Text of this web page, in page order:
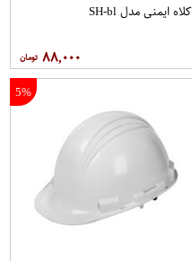
کلاه ایمنی مدل SH-bl
۸۸,۰۰۰
5%